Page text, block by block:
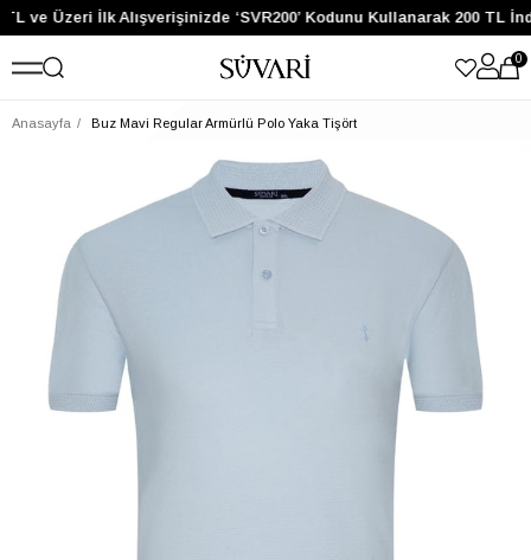
ve Üzeri İlk Alışverişinizde ‘SVR200’ Kodunu Kullanarak 200 TL
0
Anasayfa Buz Mavi Regular Armürlü Polo Yaka Tişört